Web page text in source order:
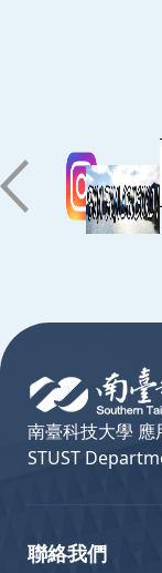
南臺科技大學 應
STUST
聯絡我們